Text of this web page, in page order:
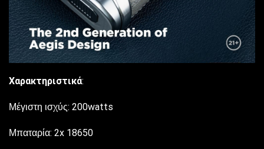
Χαρακτηριστικά:
Μέγιστη ισχύς: 200watts
Μπαταρία: 2x 18650